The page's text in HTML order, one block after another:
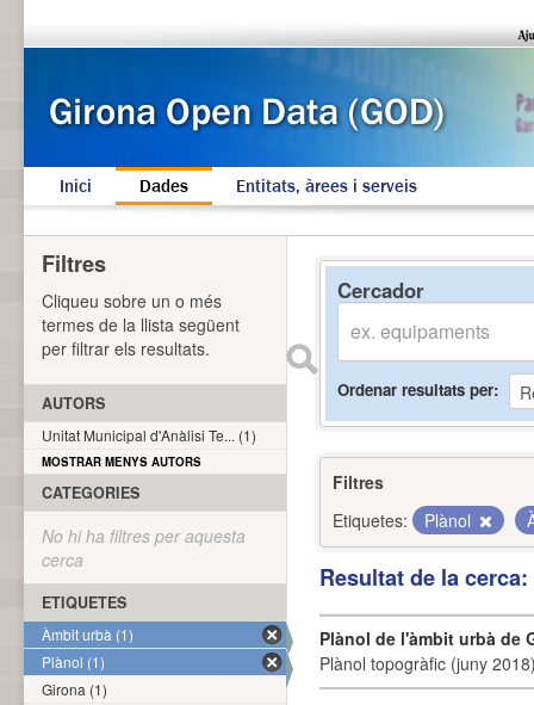
Inici Dades Entitats, àrees i serveis
Cercador
Ordenar resultats per
Filtres
Etiquetes:
Plànol
Resultat de la
Plànol de l'àmbit urbà de
Plànol topogràfic (juny
Filtres
Cliqueu sobre un o més
termes de la llista següent
per filtrar els resultats.
AUTORS
Unitat Municipal d'Anàlisi Te... (1)
MOSTRAR MENYS AUTORS
CATEGORIES
No hi ha filtres per aquesta
cerca
ETIQUETES
Àmbit urbà (1)
Plànol (1)
Girona (1)